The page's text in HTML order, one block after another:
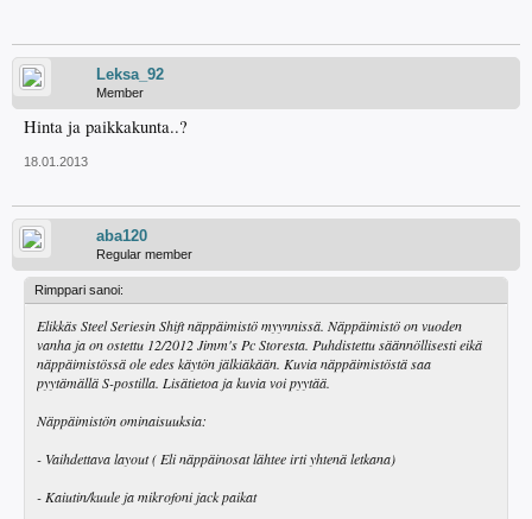
Leksa_92
Member
Hinta ja paikkakunta..?
18.01.2013
aba120
Regular member
Rimppari sanoi:
Elikkäs Steel Seriesin Shift näppäimistö myynnissä. Näppäimistö on vuoden
vanha ja on ostettu 12/2012 Jimm's Pc Storesta. Puhdistettu säännöllisesti eikä
näppäimistössä ole edes käytön jälkiäkään. Kuvia näppäimistöstä saa
pyytämällä S-postilla. Lisätietoa ja kuvia voi pyytää.
Näppäimistön ominaisuuksia:
- Vaihdettava layout ( Eli näppäinosat lähtee irti yhtenä letkana)
- Kaiutin/kuule ja mikrofoni jack paikat